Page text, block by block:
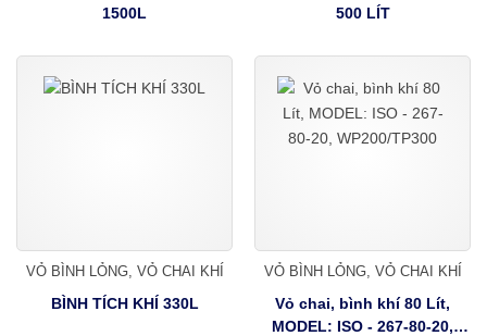
1500L
500 LÍT
VỎ BÌNH LỎNG, VỎ CHAI KHÍ
BÌNH TÍCH KHÍ 330L
VỎ BÌNH LỎNG, VỎ CHAI KHÍ
Vỏ chai, bình khí 80 Lít,
MODEL: ISO - 267-80-20,